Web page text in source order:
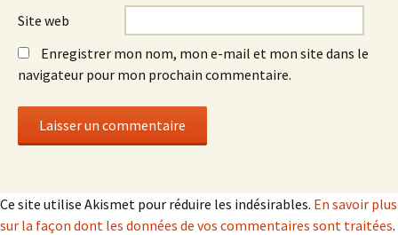
Site web
Enregistrer mon nom, mon e-mail et mon site dans le
navigateur pour mon prochain commentaire.
Ce site utilise Akismet pour réduire les indésirables. En savoir plus
sur la façon dont les données de vos commentaires sont traitées.